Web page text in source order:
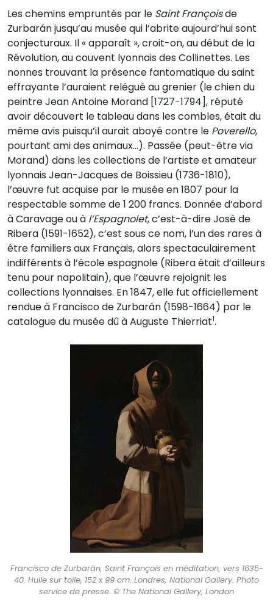
Les chemins empruntés par le Saint Françoisde
Zurbarán jusqu’au musée qui l’abrite aujourd’hui sont
conjecturaux. Il « apparaît », croit-on, au début de la
Révolution, au couvent lyonnais des Collinettes. Les
nonnes trouvant la présence fantomatique du saint
effrayante l’auraient relégué au grenier (le chien du
peintre Jean Antoine Morand [1727-1794], réputé
avoir découvert le tableau dans les combles, était du
même avis puisqu’il aurait aboyé contre le Poverello,
pourtant ami des animaux…). Passée (peut-être via
Morand) dans les collections de l’artiste et amateur
lyonnais Jean-Jacques de Boissieu (1736-1810),
l’œuvre fut acquise par le musée en 1807 pour la
respectable somme de 1 200 francs. Donnée d’abord
à Caravage ou à l’Espagnolet, c’est-à-dire José de
Ribera (1591-1652), c’est sous ce nom, l’un des rares à
être familiers aux Français, alors spectaculairement
indifférents à l’école espagnole (Ribera était d’ailleurs
tenu pour napolitain), que l’œuvre rejoignit les
collections lyonnaises. En 1847, elle fut officiellement
rendue à Francisco de Zurbarán (1598-1664) par le
catalogue du musée dû à Auguste Thierriat1.
Francisco de Zurbarán, Saint François en méditation, vers 1635-
40. Huile sur toile, 152 x 99 cm. Londres, National Gallery. Photo
service de presse. © The National Gallery, London